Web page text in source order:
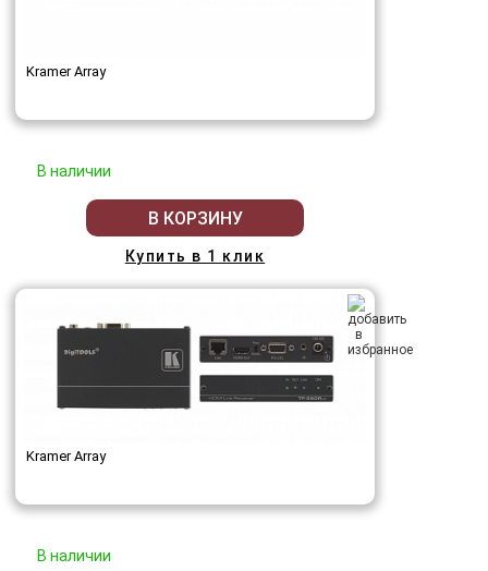
Kramer Array
В наличии
В КОРЗИНУ
Купить в 1 клик
Kramer Array
В наличии